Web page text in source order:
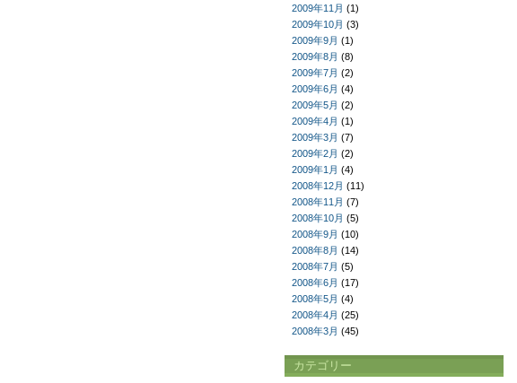
2009年11月 (1)
2009年10月 (3)
2009年9月 (1)
2009年8月 (8)
2009年7月 (2)
2009年6月 (4)
2009年5月 (2)
2009年4月 (1)
2009年3月 (7)
2009年2月 (2)
2009年1月 (4)
2008年12月 (11)
2008年11月 (7)
2008年10月 (5)
2008年9月 (10)
2008年8月 (14)
2008年7月 (5)
2008年6月 (17)
2008年5月 (4)
2008年4月 (25)
2008年3月 (45)
カテゴリー